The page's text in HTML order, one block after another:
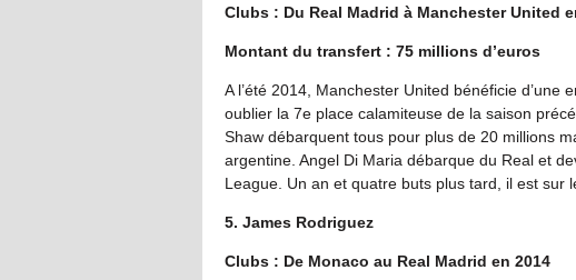
Clubs : Du Real Madrid à Manchester United
Montant du transfert : 75 millions d’euros
A l’été 2014, Manchester United bénéficie
oublier la 7e place calamiteuse de la saison
Shaw débarquent tous pour plus de 20 millions
argentine. Angel Di Maria débarque du Real et
League. Un an et quatre buts plus tard, il est sur
5. James Rodriguez
Clubs : De Monaco au Real Madrid en 2014